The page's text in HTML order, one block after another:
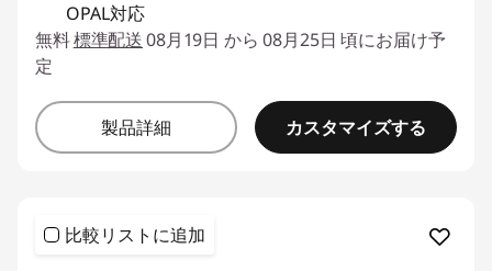
OPAL対応
無料標準配送08月19日 から 08月25日 頃にお届け予
定
製品詳細 カスタマイズする
比較リストに追加